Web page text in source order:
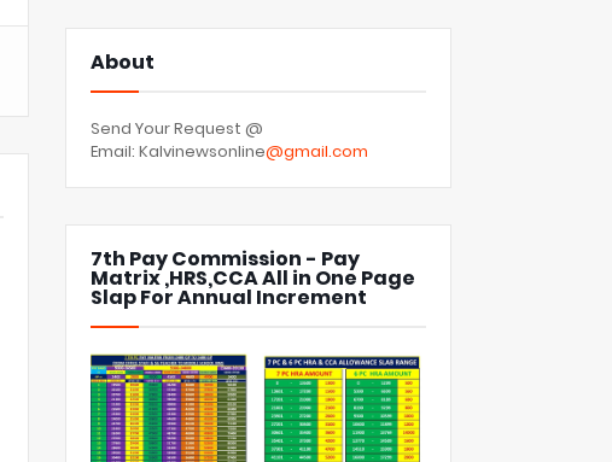
About
Send Your Request @
Email: Kalvinewsonline@gmail.com
7th Pay Commission - Pay
Matrix ,HRS,CCA All in One Page
Slap For Annual Increment